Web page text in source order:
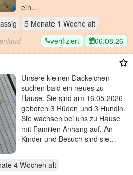
ein…
5 Monate 1 Woche alt
verifiziert 06.08.26
Unsere kleinen Dackelchen
suchen bald ein neues zu
Hause. Sie sind am 16.05.2026
geboren 3 Rüden und 3 Hundin.
Sie wachsen bei uns zu Hause
mit Familien Anhang auf. An
Kinder und Besuch sind sie…
4 Wochen alt